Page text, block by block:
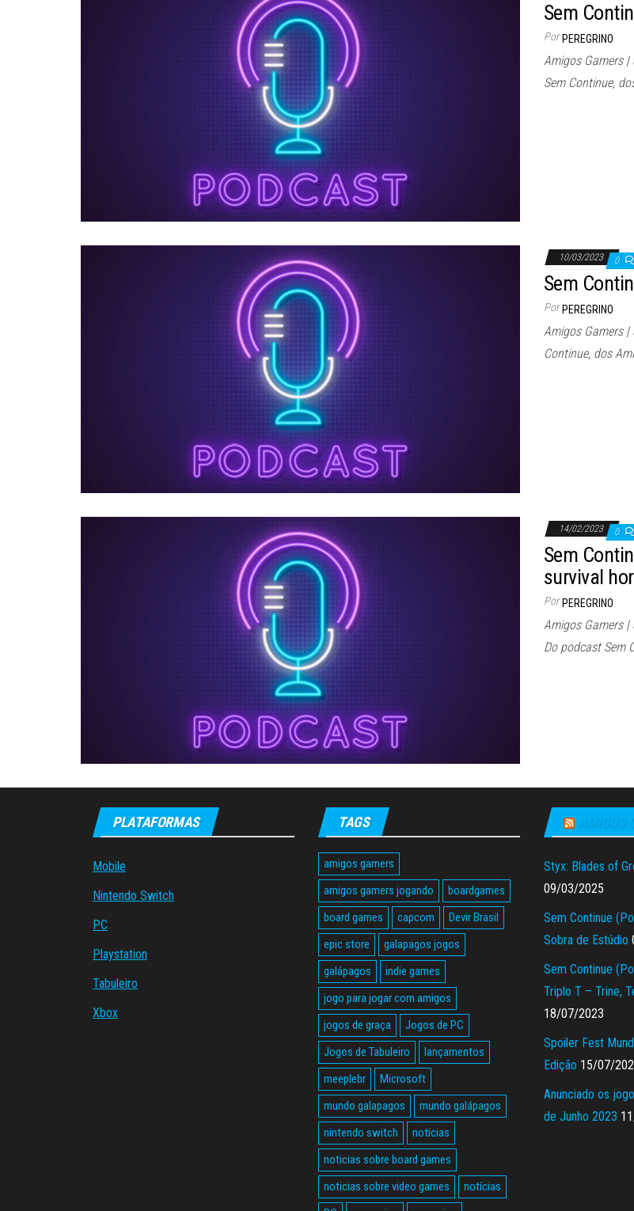
Sem
Por PEREGRINO
Amigos Gamers
Sem Continue,
10/03/2023 0
Sem
Por PEREGRINO
Amigos Gamers |
Continue, dos
14/02/2023 0
Sem
survival
Por PEREGRINO
Amigos Gamers
Do podcast Sem
PLATAFORMAS
Mobile
Nintendo Switch
PC
Playstation
Tabuleiro
Xbox
TAGS
amigos gamers
amigos gamers jogando
boardgames
board games
capcom
Devir Brasil
epic store
galapagos jogos
galápagos
indie games
jogo para jogar com amigos
jogos de graça
Jogos de PC
Jogos de Tabuleiro
lançamentos
meeplebr
Microsoft
mundo galapagos
mundo galápagos
nintendo switch
noticias
noticias sobre board games
noticias sobre video games
notícias
AMIGOS
Styx: Blades of
09/03/2025
Sem Continue
Sobra de Estúdio
Sem Continue
Triplo T – Trine,
18/07/2023
Spoiler Fest
Edição 15/07/
Anunciado os
de Junho 2023